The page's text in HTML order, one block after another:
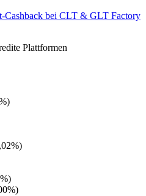
Cashback bei CLT & GLT Factory
Plattformen